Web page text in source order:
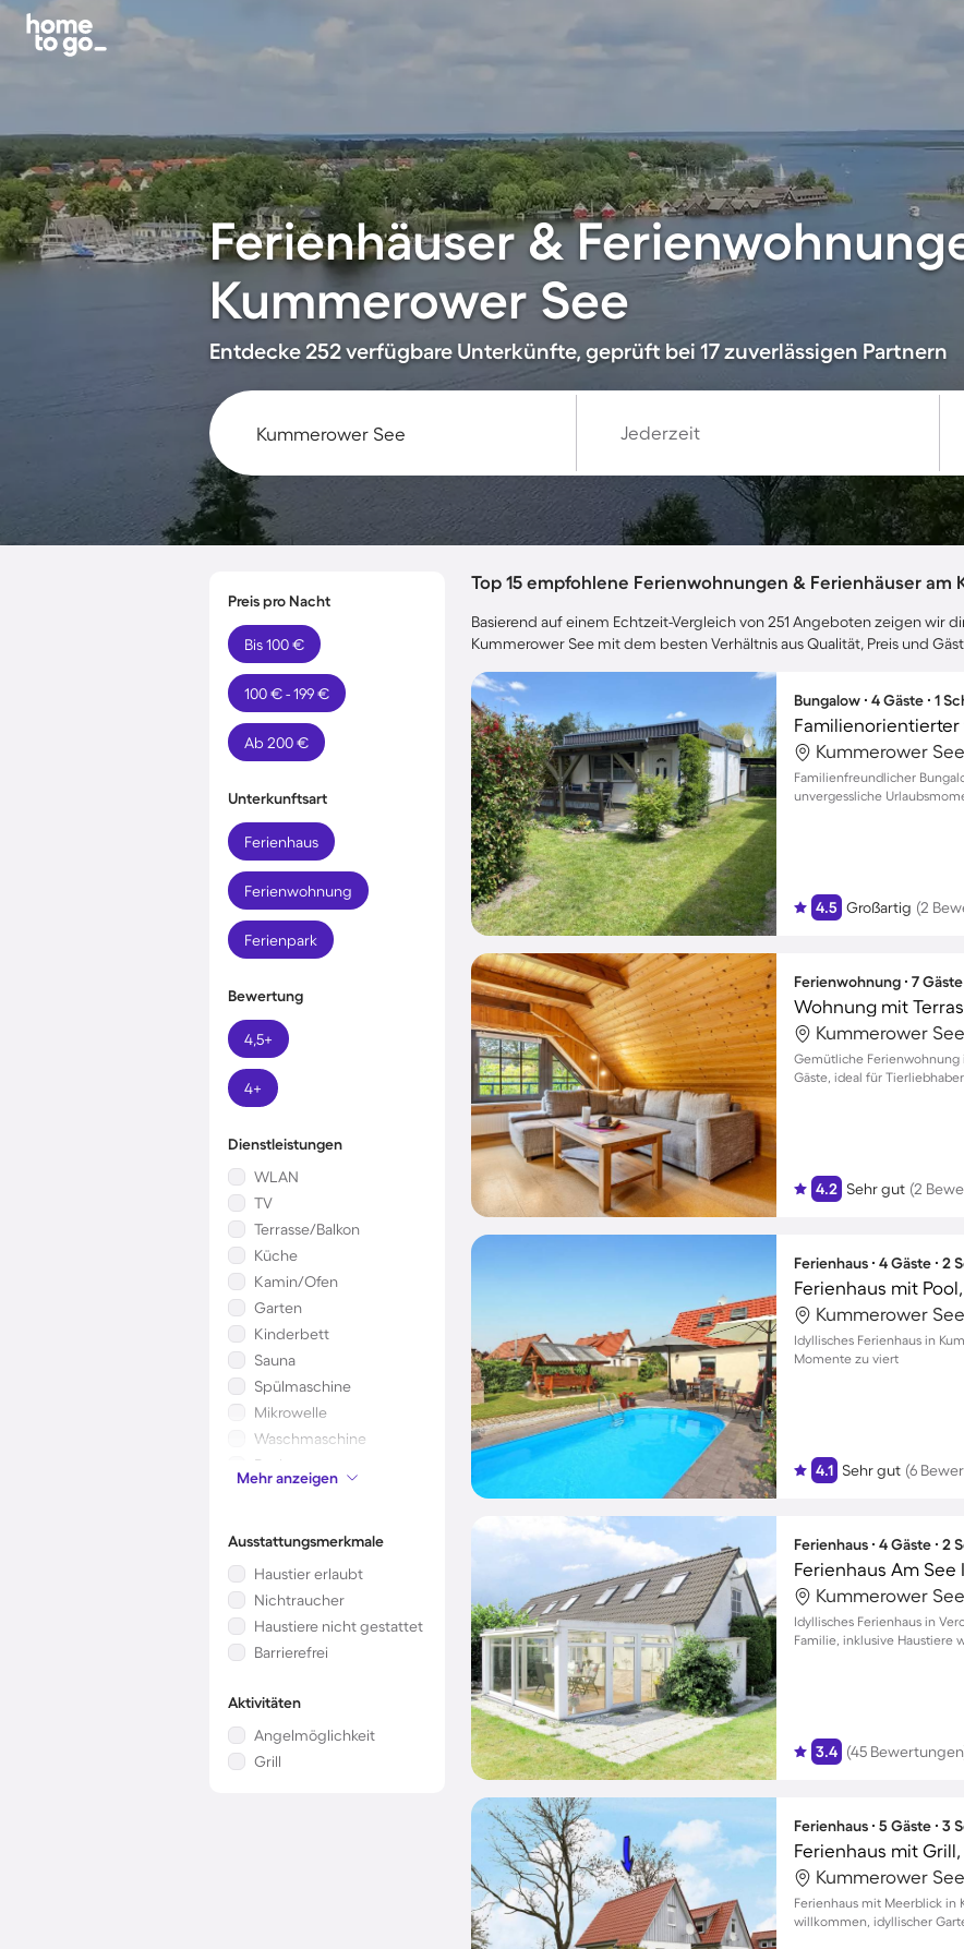
Ferienhäuser &
Kummerower See
Entdecke 252 verfügbare Unterkünfte, geprüft bei 17 zuverlässigen Partnern
Jederzeit
Preis pro Nacht
Bis 100 €
100 € - 199 €
Ab 200 €
Unterkunftsart
Ferienhaus
Ferienwohnung
Ferienpark
Bewertung
4,5+
4+
Dienstleistungen
WLAN
TV
Terrasse/Balkon
Küche
Kamin/Ofen
Garten
Kinderbett
Sauna
Spülmaschine
Mikrowelle
Waschmaschine
Pool
Klimaanlage
Mehr anzeigen
Ausstattungsmerkmale
Haustier erlaubt
Nichtraucher
Haustiere nicht gestattet
Barrierefrei
Aktivitäten
Angelmöglichkeit
Grill
Top 15 empfohlene Ferienwohnungen & Ferienhäuser am
Basierend auf einem Echtzeit-Vergleich von 251 Angeboten zeigen wir
Kummerower See mit dem besten Verhältnis aus Qualität, Preis und
Bungalow ∙ 4 Gäste ∙ 1
Kummerower
Familienfreundlicher
unvergessliche
4.5 Großartig (2
Ferienwohnung ∙ 7
Kummerower
Gemütliche Ferienwohnung
Gäste, ideal für
4.2 Sehr gut (2
Ferienhaus ∙ 4 Gäste ∙ 2
Ferienhaus mit
Kummerower
Idyllisches Ferienhaus in
Momente zu viert
4.1 Sehr gut (6
Ferienhaus ∙ 4 Gäste ∙ 2
Ferienhaus Am See I
Kummerower
Idyllisches Ferienhaus in
Familie, inklusive Haustiere
3.4 (45
Ferienhaus ∙ 5 Gäste ∙ 3
Ferienhaus mit
Kummerower
Ferienhaus mit Meerblick in
willkommen, idyllischer